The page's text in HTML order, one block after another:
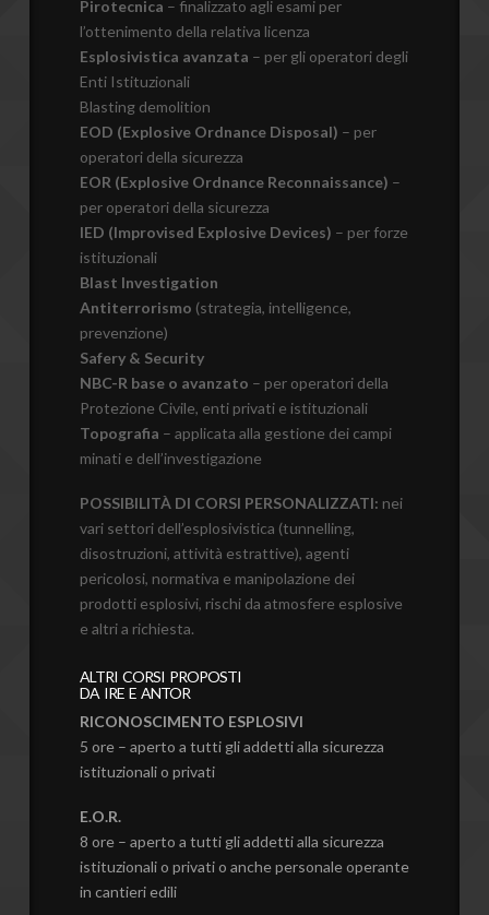
Pirotecnica – finalizzato agli esami per
l’ottenimento della relativa licenza
Esplosivistica avanzata – per gli operatori degli
Enti Istituzionali
Blasting demolition
EOD (Explosive Ordnance Disposal) – per
operatori della sicurezza
EOR (Explosive Ordnance Reconnaissance) –
per operatori della sicurezza
IED (Improvised Explosive Devices) – per forze
istituzionali
Blast Investigation
Antiterrorismo (strategia, intelligence,
prevenzione)
Safery & Security
NBC-R base o avanzato – per operatori della
Protezione Civile, enti privati e istituzionali
Topografia – applicata alla gestione dei campi
minati e dell’investigazione
POSSIBILITÀ DI CORSI PERSONALIZZATI: nei
vari settori dell’esplosivistica (tunnelling,
disostruzioni, attività estrattive), agenti
pericolosi, normativa e manipolazione dei
prodotti esplosivi, rischi da atmosfere esplosive
e altri a richiesta.
ALTRI CORSI PROPOSTI
DA IRE E ANTOR
RICONOSCIMENTO ESPLOSIVI
5 ore – aperto a tutti gli addetti alla sicurezza
istituzionali o privati
E.O.R.
8 ore – aperto a tutti gli addetti alla sicurezza
istituzionali o privati o anche personale operante
in cantieri edili